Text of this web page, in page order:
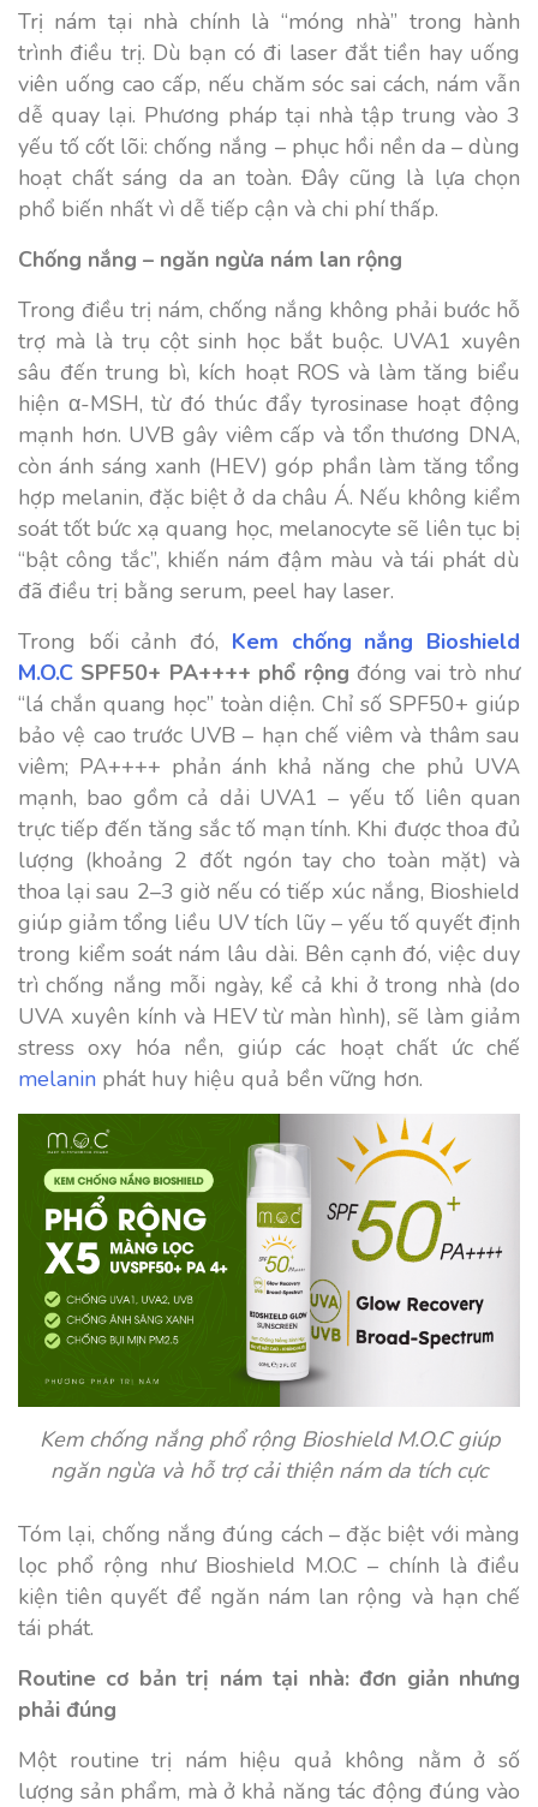
Trị nám tại nhà chính là “móng nhà” trong hành
trình điều trị. Dù bạn có đi laser đắt tiền hay uống
viên uống cao cấp, nếu chăm sóc sai cách, nám vẫn
dễ quay lại. Phương pháp tại nhà tập trung vào 3
yếu tố cốt lõi: chống nắng – phục hồi nền da – dùng
hoạt chất sáng da an toàn. Đây cũng là lựa chọn
phổ biến nhất vì dễ tiếp cận và chi phí thấp.
Chống nắng – ngăn ngừa nám lan rộng
Trong điều trị nám, chống nắng không phải bước hỗ
trợ mà là trụ cột sinh học bắt buộc. UVA1 xuyên
sâu đến trung bì, kích hoạt ROS và làm tăng biểu
hiện α-MSH, từ đó thúc đẩy tyrosinase hoạt động
mạnh hơn. UVB gây viêm cấp và tổn thương DNA,
còn ánh sáng xanh (HEV) góp phần làm tăng tổng
hợp melanin, đặc biệt ở da châu Á. Nếu không kiểm
soát tốt bức xạ quang học, melanocyte sẽ liên tục bị
“bật công tắc”, khiến nám đậm màu và tái phát dù
đã điều trị bằng serum, peel hay laser.
Trong bối cảnh đó, Kem chống nắng Bioshield
M.O.C SPF50+ PA++++ phổ rộng đóng vai trò như
“lá chắn quang học” toàn diện. Chỉ số SPF50+ giúp
bảo vệ cao trước UVB – hạn chế viêm và thâm sau
viêm; PA++++ phản ánh khả năng che phủ UVA
mạnh, bao gồm cả dải UVA1 – yếu tố liên quan
trực tiếp đến tăng sắc tố mạn tính. Khi được thoa đủ
lượng (khoảng 2 đốt ngón tay cho toàn mặt) và
thoa lại sau 2–3 giờ nếu có tiếp xúc nắng, Bioshield
giúp giảm tổng liều UV tích lũy – yếu tố quyết định
trong kiểm soát nám lâu dài. Bên cạnh đó, việc duy
trì chống nắng mỗi ngày, kể cả khi ở trong nhà (do
UVA xuyên kính và HEV từ màn hình), sẽ làm giảm
stress oxy hóa nền, giúp các hoạt chất ức chế
melanin phát huy hiệu quả bền vững hơn.
Kem chống nắng phổ rộng Bioshield M.O.C giúp
ngăn ngừa và hỗ trợ cải thiện nám da tích cực
Tóm lại, chống nắng đúng cách – đặc biệt với màng
lọc phổ rộng như Bioshield M.O.C – chính là điều
kiện tiên quyết để ngăn nám lan rộng và hạn chế
tái phát.
Routine cơ bản trị nám tại nhà: đơn giản nhưng
phải đúng
Một routine trị nám hiệu quả không nằm ở số
lượng sản phẩm, mà ở khả năng tác động đúng vào